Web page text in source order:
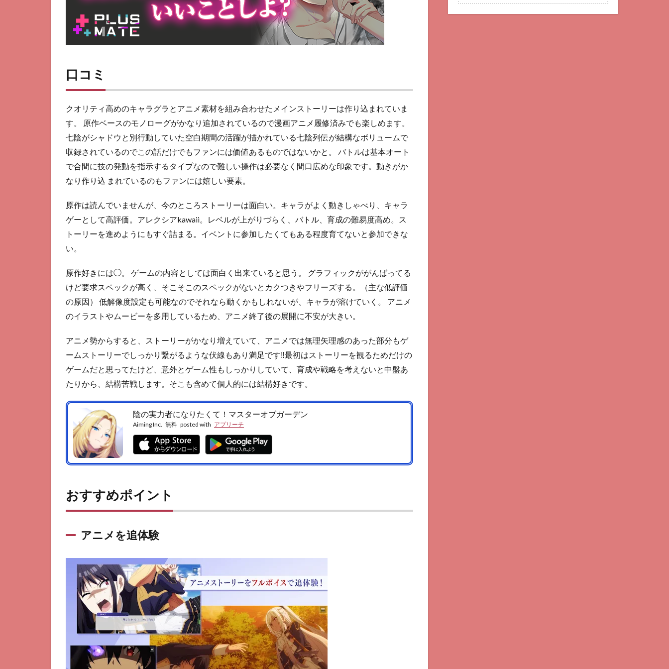
口コミ
クオリティ高めのキャラグラとアニメ素材を組み合わせたメインストーリーは作り込まれていま
す。 原作ベースのモノローグがかなり追加されているので漫画アニメ履修済みでも楽しめます。
七陰がシャドウと別行動していた空白期間の活躍が描かれている七陰列伝が結構なボリュームで
収録されているのでこの話だけでもファンには価値あるものではないかと。 バトルは基本オート
で合間に技の発動を指示するタイプなので難しい操作は必要なく間口広めな印象です。動きがか
なり作り込 まれているのもファンには嬉しい要素。
原作は読んでいませんが、今のところストーリーは面白い。キャラがよく動きしゃべり、キャラ
ゲーとして高評価。アレクシアkawaii。レベルが上がりづらく、バトル、育成の難易度高め。ス
トーリーを進めようにもすぐ詰まる。イベントに参加したくてもある程度育てないと参加できな
い。
原作好きには◯。 ゲームの内容としては面白く出来ていると思う。 グラフィックががんばってる
けど要求スペックが高く、そこそこのスペックがないとカクつきやフリーズする。（主な低評価
の原因） 低解像度設定も可能なのでそれなら動くかもしれないが、キャラが溶けていく。 アニメ
のイラストやムービーを多用しているため、アニメ終了後の展開に不安が大きい。
アニメ勢からすると、ストーリーがかなり増えていて、アニメでは無理矢理感のあった部分もゲ
ームストーリーでしっかり繋がるような伏線もあり満足です‼️最初はストーリーを観るためだけの
ゲームだと思ってたけど、意外とゲーム性もしっかりしていて、育成や戦略を考えないと中盤あ
たりから、結構苦戦します。そこも含めて個人的には結構好きです。
陰の実力者になりたくて！マスターオブガーデン
Aiming Inc. 無料 posted with アプリーチ
おすすめポイント
アニメを追体験